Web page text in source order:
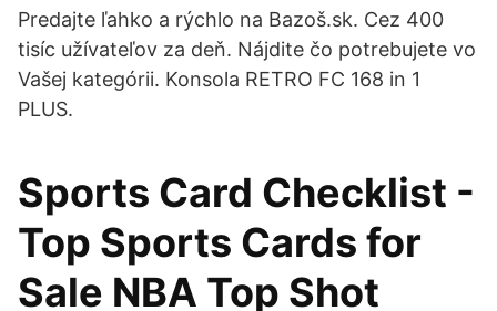
Predajte ľahko a rýchlo na Bazoš.sk. Cez 400
tisíc užívateľov za deň. Nájdite čo potrebujete vo
Vašej kategórii. Konsola RETRO FC 168 in 1
PLUS.
Sports Card Checklist -
Top Sports Cards for
Sale NBA Top Shot